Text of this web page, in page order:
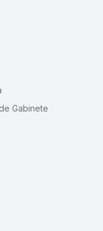
Gabinete